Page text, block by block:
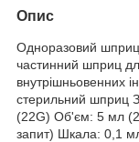
Опис
Одноразовий
частинний шприц
внутрішньовенних
стерильний шприц
(22G) Об'єм: 5 мл
запит) Шкала: 0,1